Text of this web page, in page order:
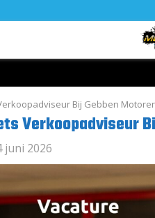
Bij Gebben
Verkoopadviseur
juni 2026